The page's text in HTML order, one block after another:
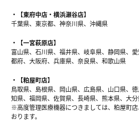
【東府中店・横浜瀬谷店】
千葉県、東京都、神奈川県、沖縄県
【一宮萩原店】
富山県、石川県、福井県、岐阜県、静岡県、
都府、大阪府、兵庫県、奈良県、和歌山県
【粕屋町店】
鳥取県、島根県、岡山県、広島県、山口県、
知県、福岡県、佐賀県、長崎県、熊本県、大
※高度管理医療機器につきましては、粕屋町
おります。